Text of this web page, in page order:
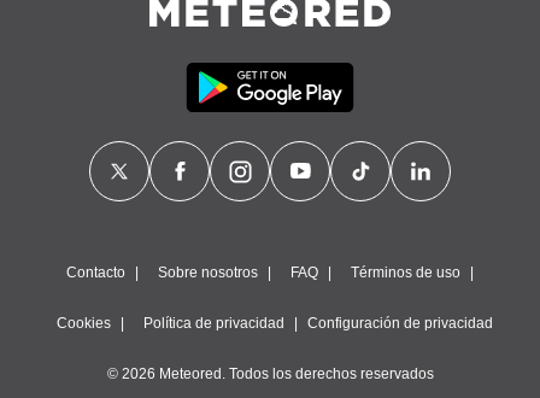
Contacto Sobre nosotros FAQ Términos de uso
Cookies Política de privacidad Configuración de privacidad
© 2026 Meteored. Todos los derechos reservados